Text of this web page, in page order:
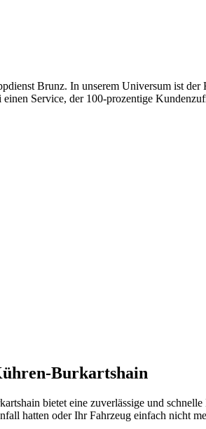
Brunz. In unserem Universum ist
Service, der 100-prozentige
Burkartshain
bietet eine zuverlässige und
hatten oder Ihr Fahrzeug einfach nicht